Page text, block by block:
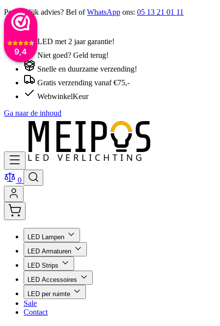
9,4
Persoonlijk advies? Bel ofWhatsApp ons: 05 13 21 01 11
LED met 2 jaar garantie!
Niet goed? Geld terug!
Snelle en duurzame verzending!
Gratis verzending vanaf €75,-
WebwinkelKeur
Ga naar de inhoud
0
LED Lampen
LED Armaturen
LED Strips
LED Accessoires
LED per ruimte
Sale
Contact